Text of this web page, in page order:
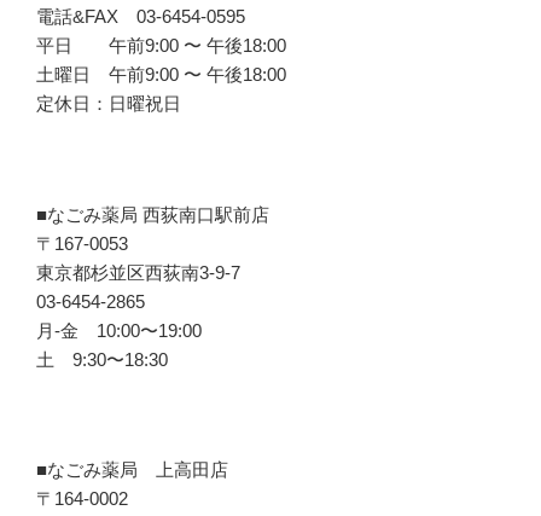
電話&FAX 03-6454-0595
平日 午前9:00 〜 午後18:00
土曜日 午前9:00 〜 午後18:00
定休日：日曜祝日
■なごみ薬局 西荻南口駅前店
〒167-0053
東京都杉並区西荻南3-9-7
03-6454-2865
月-金 10:00〜19:00
土 9:30〜18:30
■なごみ薬局 上高田店
〒164-0002